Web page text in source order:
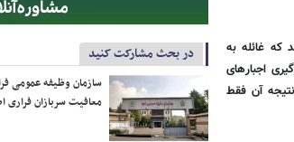
که غائله به
اجبارهای
آن فقط
در بحث مشارکت کنید
سازمان وظیفه عمومی
معافیت سربازان فراری